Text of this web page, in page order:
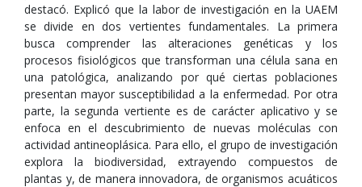
destacó. Explicó que la labor de investigación en la UAEM
se divide en dos vertientes fundamentales. La primera
busca comprender las alteraciones genéticas y los
procesos fisiológicos que transforman una célula sana en
una patológica, analizando por qué ciertas poblaciones
presentan mayor susceptibilidad a la enfermedad. Por otra
parte, la segunda vertiente es de carácter aplicativo y se
enfoca en el descubrimiento de nuevas moléculas con
actividad antineoplásica. Para ello, el grupo de investigación
explora la biodiversidad, extrayendo compuestos de
plantas y, de manera innovadora, de organismos acuáticos